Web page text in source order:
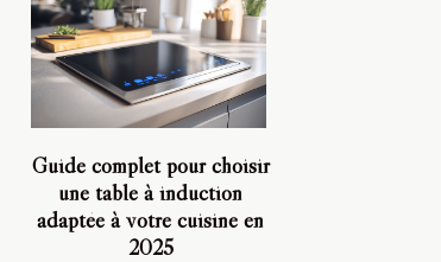
Guide complet pour choisir
une table à induction
adaptée à votre cuisine en
2025